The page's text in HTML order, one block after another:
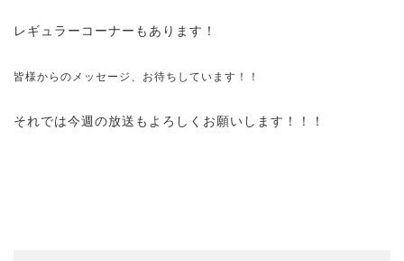
レギュラーコーナーもあります！
皆様からのメッセージ、お待ちしています！！
それでは今週の放送もよろしくお願いします！！！